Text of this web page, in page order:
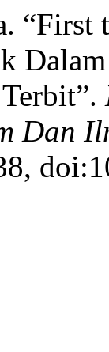
Dan